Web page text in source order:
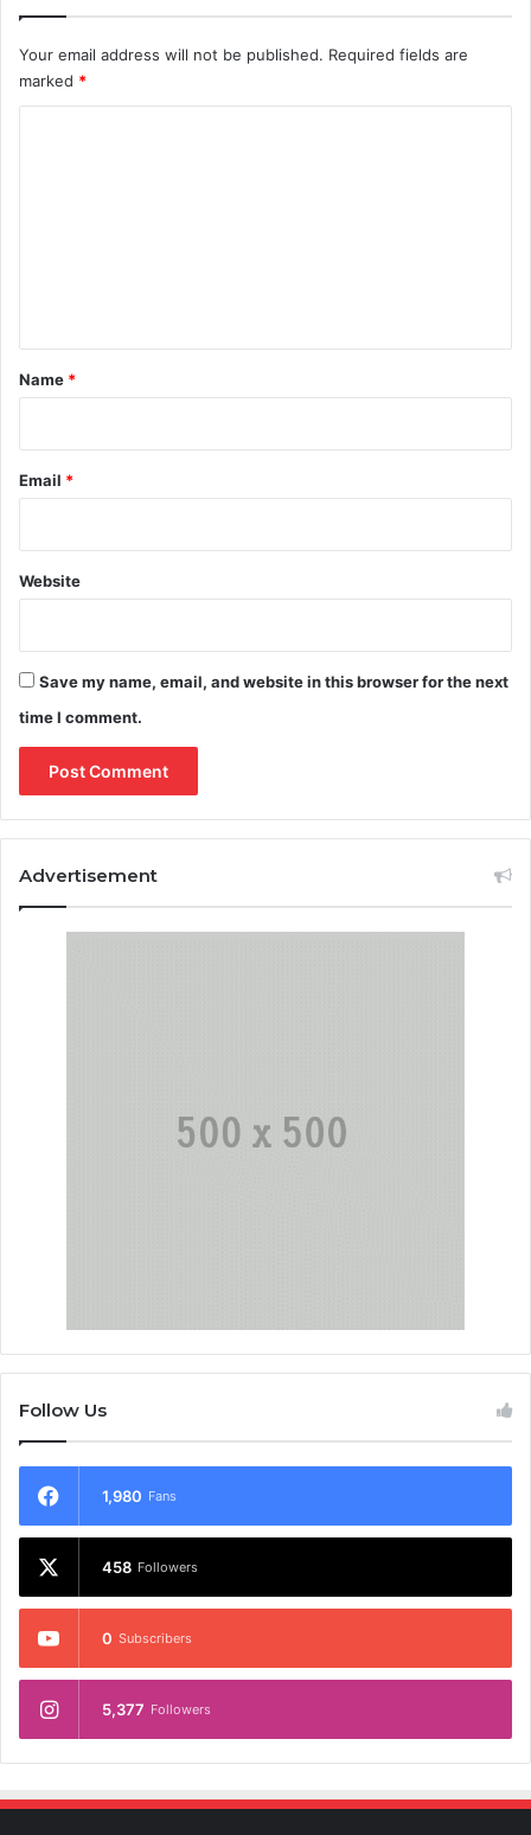
Your email address will not be published. Required fields are
marked *
*
Name *
Email *
Website
Save my name, email, and website in this browser for the next
time I comment.
Advertisement
Follow Us
1,980 Fans
458 Followers
0 Subscribers
5,377 Followers